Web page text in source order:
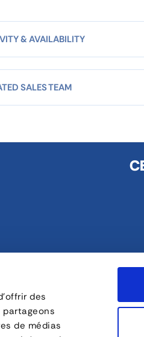
des
de médias
& AVAILABILITY
SALES TEAM
Georges